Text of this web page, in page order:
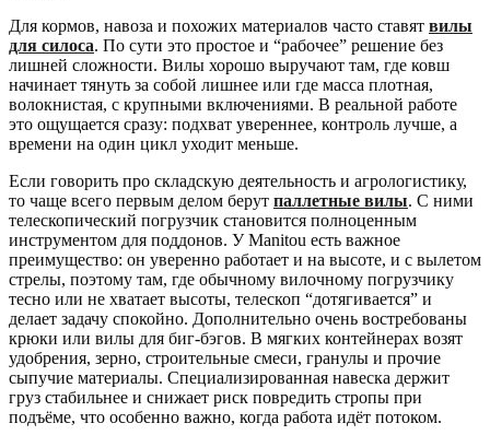
Для кормов, навоза и похожих материалов часто ставят вилы
для силоса. По сути это простое и “рабочее” решение без
лишней сложности. Вилы хорошо выручают там, где ковш
начинает тянуть за собой лишнее или где масса плотная,
волокнистая, с крупными включениями. В реальной работе
это ощущается сразу: подхват увереннее, контроль лучше, а
времени на один цикл уходит меньше.
Если говорить про складскую деятельность и агрологистику,
то чаще всего первым делом берут паллетные вилы. С ними
телескопический погрузчик становится полноценным
инструментом для поддонов. У Manitou есть важное
преимущество: он уверенно работает и на высоте, и с вылетом
стрелы, поэтому там, где обычному вилочному погрузчику
тесно или не хватает высоты, телескоп “дотягивается” и
делает задачу спокойно. Дополнительно очень востребованы
крюки или вилы для биг-бэгов. В мягких контейнерах возят
удобрения, зерно, строительные смеси, гранулы и прочие
сыпучие материалы. Специализированная навеска держит
груз стабильнее и снижает риск повредить стропы при
подъёме, что особенно важно, когда работа идёт потоком.